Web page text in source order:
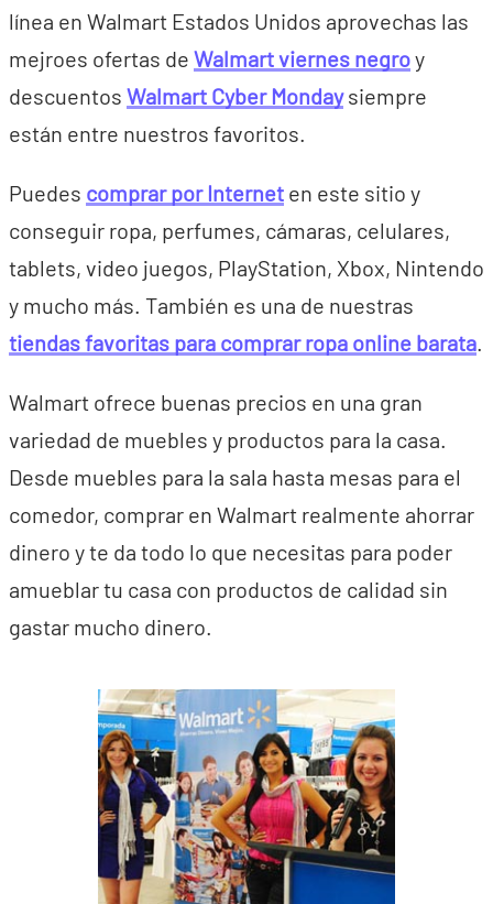
línea en Walmart Estados Unidos aprovechas las
mejroes ofertas de Walmart viernes negroy
descuentos Walmart Cyber Mondaysiempre
están entre nuestros favoritos.
Puedes comprar por Internet en este sitio y
conseguir ropa, perfumes, cámaras, celulares,
tablets, video juegos, PlayStation, Xbox, Nintendo
y mucho más. También es una de nuestras
tiendas favoritas para comprar ropa online barata.
Walmart ofrece buenas precios en una gran
variedad de muebles y productos para la casa.
Desde muebles para la sala hasta mesas para el
comedor, comprar en Walmart realmente ahorrar
dinero y te da todo lo que necesitas para poder
amueblar tu casa con productos de calidad sin
gastar mucho dinero.